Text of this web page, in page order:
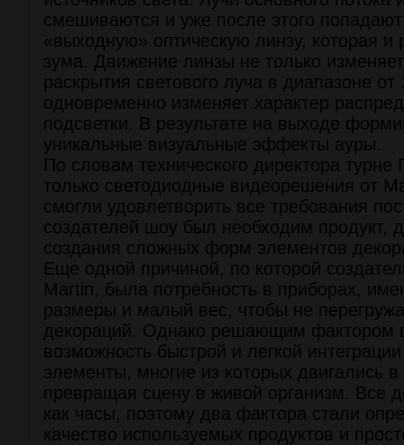
смешиваются и уже после этого
«выходную» оптическую линзу, которая и
зума. Движение линзы не только
раскрытия светового луча в диапазоне от
одновременно изменяет характер
подсветки. В результате на выходе
уникальные визуальные эффекты ауры.
По словам технического директора
только светодиодные видеорешения от
смогли удовлетворить все требования
создателей шоу был необходим продукт,
создания сложных форм элементов
Еще одной причиной, по которой
Martin, была потребность в приборах,
размеры и малый вес, чтобы не
декораций. Однако решающим фактором
возможность быстрой и легкой
элементы, многие из которых двигались
превращая сцену в живой организм. Все
как часы, поэтому два фактора стали
качество используемых продуктов и